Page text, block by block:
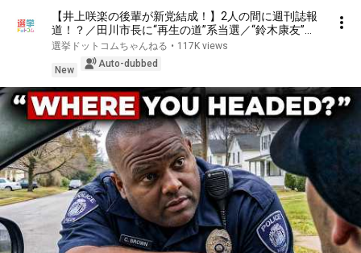
【井上咲楽の後輩が新党結成！】2人の間に週刊誌報
道！？／田川市長に“再生の道”系当選／“鈴木康友”氏
が事務所侵入で辞職願【井上咲楽×山本期日前】｜選
挙ドットコムちゃんねる
選挙ドットコムちゃんねる • 117K views
New
Auto-dubbed